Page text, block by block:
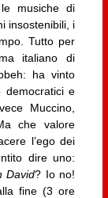
musiche di
insostenibili, i
Tutto per
italiano di
ha vinto
democratici e
Muccino,
che valore
l’ego dei
dire uno:
David? Io no!
fine (3 ore